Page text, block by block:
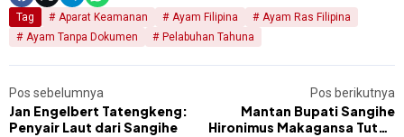
Tag Aparat Keamanan Ayam Filipina
Ayam Ras Filipina
Ayam Tanpa Dokumen
Pelabuhan Tahuna
Pos sebelumnya
Jan Engelbert Tatengkeng:
Penyair Laut dari Sangihe
Pos berikutnya
Mantan Bupati Sangihe
Hironimus Makagansa Tutup